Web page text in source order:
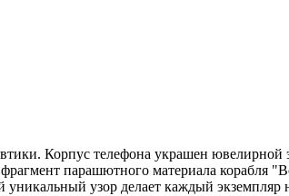
Корпус телефона украшен
парашютного материала корабля
уникальный узор делает каждый